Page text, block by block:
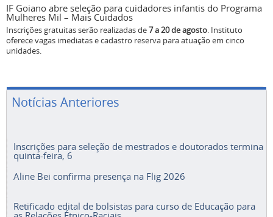
IF Goiano abre seleção para cuidadores infantis do Programa
Mulheres Mil – Mais Cuidados
Inscrições gratuitas serão realizadas de7 a 20 de agosto. Instituto
oferece vagas imediatas e cadastro reserva para atuação em cinco
unidades.
Notícias Anteriores
Inscrições para seleção de mestrados e doutorados termina
quinta-feira, 6
Aline Bei confirma presença na Flig 2026
Retificado edital de bolsistas para curso de Educação para